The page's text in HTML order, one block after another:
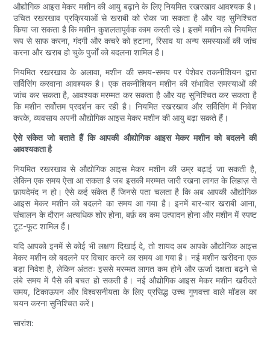
औद्योगिक आइस मेकर मशीन की आयु बढ़ाने के लिए नियमित रखरखाव आवश्यक है।
उचित रखरखाव प्रक्रियाओं से खराबी को रोका जा सकता है और यह सुनिश्चित
किया जा सकता है कि मशीन कुशलतापूर्वक काम करती रहे। इसमें मशीन को नियमित
रूप से साफ करना, गंदगी और कचरे को हटाना, रिसाव या अन्य समस्याओं की जांच
करना और खराब हो चुके पुर्जों को बदलना शामिल है।
नियमित रखरखाव के अलावा, मशीन की समय-समय पर पेशेवर तकनीशियन द्वारा
सर्विसिंग करवाना आवश्यक है। एक तकनीशियन मशीन की संभावित समस्याओं की
जांच कर सकता है, आवश्यक मरम्मत कर सकता है और यह सुनिश्चित कर सकता है
कि मशीन सर्वोत्तम प्रदर्शन कर रही है। नियमित रखरखाव और सर्विसिंग में निवेश
करके, व्यवसाय अपनी औद्योगिक आइस मेकर मशीन की आयु बढ़ा सकते हैं।
ऐसे संकेत जो बताते हैं कि आपकी औद्योगिक आइस मेकर मशीन को बदलने की
आवश्यकता है
नियमित रखरखाव से औद्योगिक आइस मेकर मशीन की उम्र बढ़ाई जा सकती है,
लेकिन एक समय ऐसा आ सकता है जब इसकी मरम्मत जारी रखना लागत के लिहाज़ से
फ़ायदेमंद न हो। ऐसे कई संकेत हैं जिनसे पता चलता है कि अब आपकी औद्योगिक
आइस मेकर मशीन को बदलने का समय आ गया है। इनमें बार-बार खराबी आना,
संचालन के दौरान अत्यधिक शोर होना, बर्फ़ का कम उत्पादन होना और मशीन में स्पष्ट
टूट-फूट शामिल हैं।
यदि आपको इनमें से कोई भी लक्षण दिखाई दे, तो शायद अब आपके औद्योगिक आइस
मेकर मशीन को बदलने पर विचार करने का समय आ गया है। नई मशीन खरीदना एक
बड़ा निवेश है, लेकिन अंततः इससे मरम्मत लागत कम होने और ऊर्जा दक्षता बढ़ने से
लंबे समय में पैसे की बचत हो सकती है। नई औद्योगिक आइस मेकर मशीन खरीदते
समय, टिकाऊपन और विश्वसनीयता के लिए प्रसिद्ध उच्च गुणवत्ता वाले मॉडल का
चयन करना सुनिश्चित करें।
सारांश: